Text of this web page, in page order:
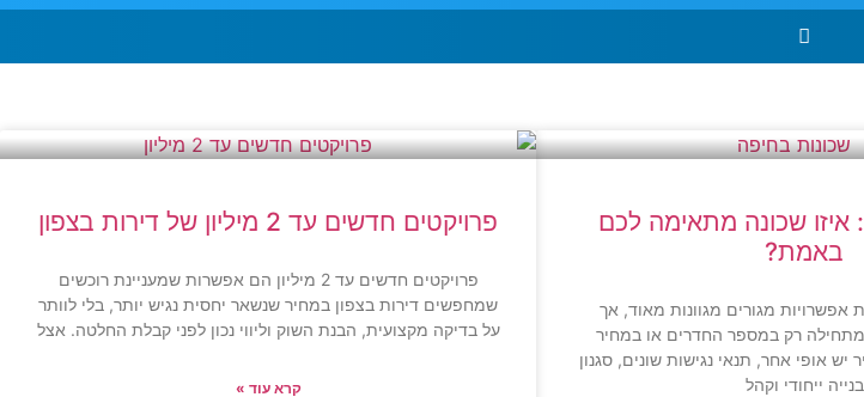
איזו שכונה מתאימה לכם
באמת?
אפשרויות מגורים מגוונות מאוד, אך
מתחילה רק במספר החדרים או במחיר
אופי אחר, תנאי נגישות שונים, סגנון
בנייה ייחודי וקהל
פרויקטים חדשים עד 2 מיליון של דירות בצפון
פרויקטים חדשים עד 2 מיליון הם אפשרות שמעניינת רוכשים
שמחפשים דירות בצפון במחיר שנשאר יחסית נגיש יותר, בלי לוותר
על בדיקה מקצועית, הבנת השוק וליווי נכון לפני קבלת החלטה. אצל
קרא עוד »